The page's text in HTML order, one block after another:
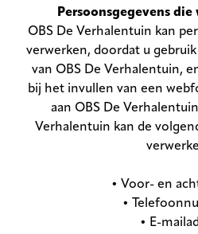
Persoonsgegevens
OBS De Verhalentuin kan
verwerken, doordat u
van OBS De Verhalentuin,
bij het invullen van een
aan OBS De
Verhalentuin kan de
• Voor- en
•
• E-